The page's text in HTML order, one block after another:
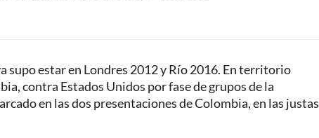
supo estar en Londres 2012 y Río 2016. En territorio
contra Estados Unidos por fase de grupos de la
en las dos presentaciones de Colombia, en las justas